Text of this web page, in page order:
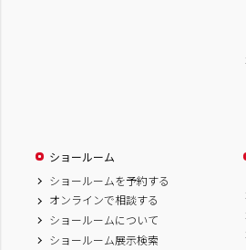
ショールーム
ショールームを予約する
オンラインで相談する
ショールームについて
ショールーム展示検索